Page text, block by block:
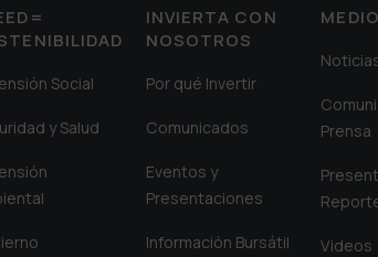
Social
y Salud
INVIERTA CON
NOSOTROS
Por qué Invertir
Comunicados
Eventos y
Presentaciones
Información Bursátil
Prensa
Videos